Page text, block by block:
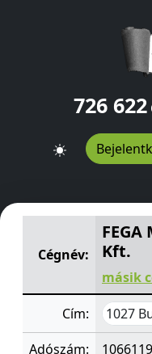
726 622
FEGA MÜSZAKI
Cégnév:
FEGA
Kft.
másik
Cím: 1027
Adószám: